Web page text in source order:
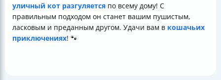
уличный кот разгуляется по всему дому! С
правильным подходом он станет вашим пушистым,
ласковым и преданным другом. Удачи вам в кошачьих
приключениях! 🐾